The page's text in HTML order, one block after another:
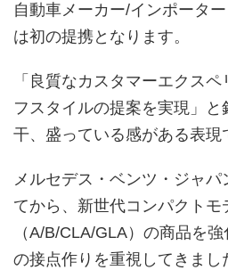
自動車メーカー/インポータ
は初の提携となります。
「良質なカスタマーエクス
フスタイルの提案を実現」
干、盛っている感がある表現
メルセデス・ベンツ・ジャ
てから、新世代コンパクトモ
（A/B/CLA/GLA）の商品を
の接点作りを重視してきまし